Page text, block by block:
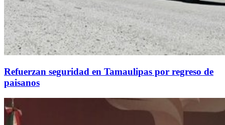
Refuerzan seguridad en Tamaulipas por regreso de
paisanos